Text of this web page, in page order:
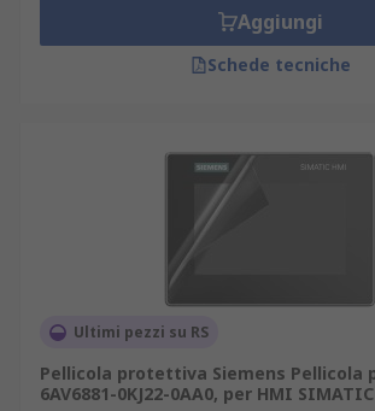
Aggiungi
Schede tecniche
Ultimi pezzi su RS
Pellicola protettiva Siemens Pellicola
6AV6881-0KJ22-0AA0, per HMI SIMATIC